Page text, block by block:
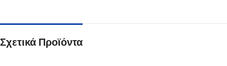
Σχετικά Προϊόντα